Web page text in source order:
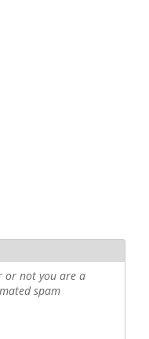
or not you are a
spam